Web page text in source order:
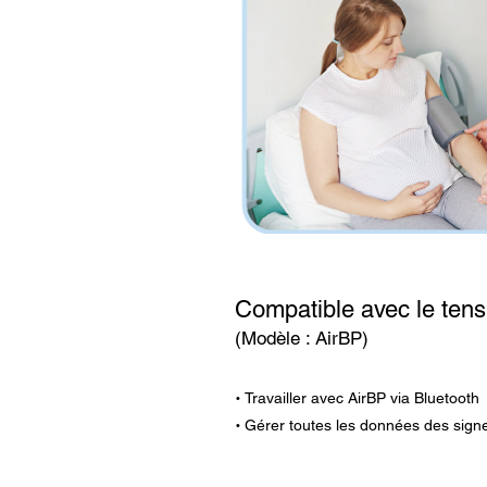
Compatible avec le
(Modèle : AirBP)
· Travailler avec AirBP via Bluetooth
· Gérer toutes les données des